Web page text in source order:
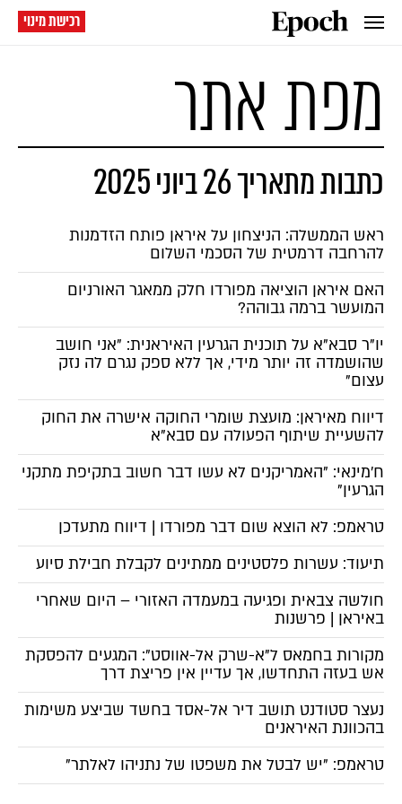
רכישת מינוי
מפת אתר
כתבות מתאריך 26 ביוני 2025
ראש הממשלה: הניצחון על איראן פותח הזדמנות
להרחבה דרמטית של הסכמי השלום
האם איראן הוציאה מפורדו חלק ממאגר האורניום
המועשר ברמה גבוהה?
יו"ר סבא"א על תוכנית הגרעין האיראנית: "אני חושב
שהושמדה זה יותר מידי, אך ללא ספק נגרם לה נזק
עצום"
דיווח מאיראן: מועצת שומרי החוקה אישרה את החוק
להשעיית שיתוף הפעולה עם סבא"א
ח'מינאי: "האמריקנים לא עשו דבר חשוב בתקיפת מתקני
הגרעין"
טראמפ: לא הוצא שום דבר מפורדו | דיווח מתעדכן
תיעוד: עשרות פלסטינים ממתינים לקבלת חבילת סיוע
חולשה צבאית ופגיעה במעמדה האזורי – היום שאחרי
באיראן | פרשנות
מקורות בחמאס ל"א-שרק אל-אווסט": המגעים להפסקת
אש בעזה התחדשו, אך עדיין אין פריצת דרך
נעצר סטודנט תושב דיר אל-אסד בחשד שביצע משימות
בהכוונת האיראנים
טראמפ: "יש לבטל את משפטו של נתניהו לאלתר"